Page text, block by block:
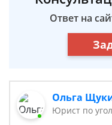
Ответ на
Ольга
Юрист по